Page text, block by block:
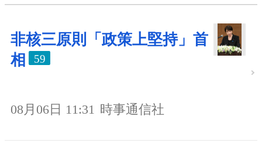
非核三原則「政策上堅持」首
相
59
08月06日 11:31 時事通信社